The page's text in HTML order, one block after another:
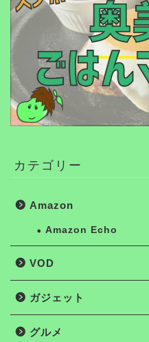
カテゴリー
Amazon
Amazon Echo
VOD
ガジェット
グルメ